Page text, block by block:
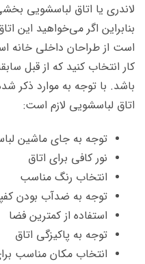
لاندری یا اتاق لباسشویی
بنابراین اگر می­‌خواهید این
است از طراحان داخلی خانه
کار انتخاب کنید که از قبل
باشد. با توجه به موارد ذکر
اتاق لباسشویی لازم است:
توجه به جای ماشین
نور کافی برای اتاق
انتخاب رنگ مناسب
توجه به ضدآب بودن
استفاده از کمترین فضا
توجه به پاکیزگی اتاق
انتخاب مکان مناسب